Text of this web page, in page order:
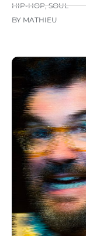
HIP-HOP,SOUL
BY MATHIEU